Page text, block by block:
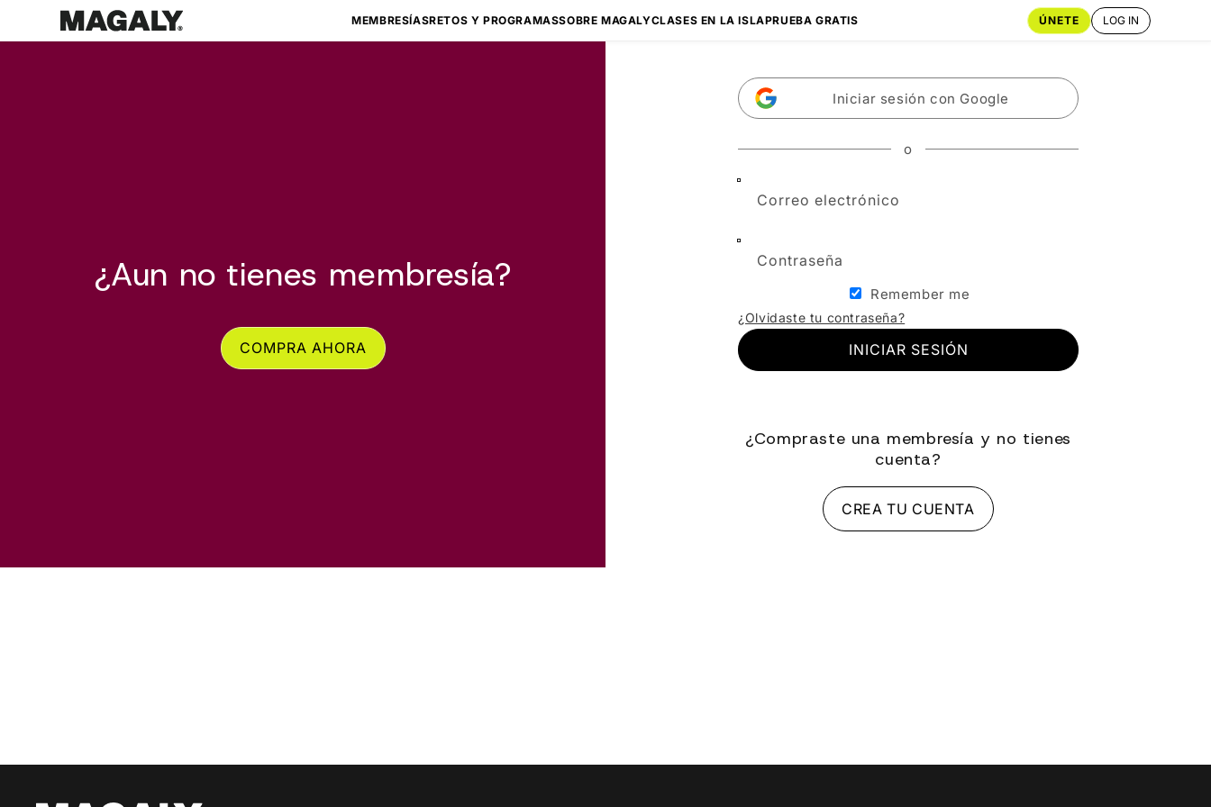
directamente
al contenido
MEMBRESÍASRETOS Y PROGRAMASSOBRE MAGALYCLASES EN LA ISLAPRUEBA GRATIS ÚNETE LOG IN
¿Aun no tienes membresía?
COMPRA AHORA
Iniciar sesión con Google
o
Correo electrónico
Contraseña
Remember me
¿Olvidaste tu contraseña?
INICIAR SESIÓN
¿Compraste una membresía y no tienes
cuenta?
CREA TU CUENTA